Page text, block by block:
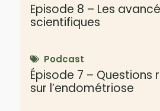
Episode 8 – Les
scientifiques
Podcast
Épisode 7 – Questions
sur l’endométriose